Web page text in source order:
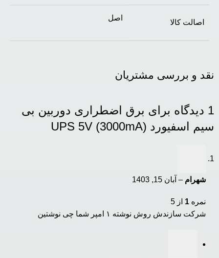
اصالت کالا
اصل
نقد و بررسی مشتریان
1 دیدگاه برای
برق اضطراری دوربین بی
سیم اسفیورد UPS 5V (3000mA)
شهرام – آبان 15, 1403
نمره 1 از 5
شرکت سازندش روش نوشته ۱ امپر شما چی نوشتین